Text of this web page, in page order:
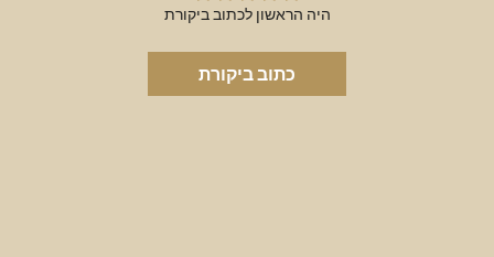
היה הראשון לכתוב ביקורת
כתוב ביקורת